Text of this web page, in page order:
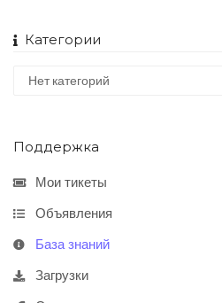
Категории
Поддержка
Мои тикеты
Объявления
База знаний
Загрузки